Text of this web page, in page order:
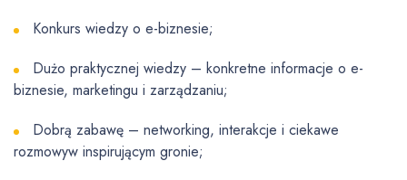
Konkurs wiedzy o e-biznesie;
Dużo praktycznej wiedzy – konkretne informacje o e-
biznesie, marketingu i zarządzaniu;
Dobrą zabawę – networking, interakcje i ciekawe
rozmowyw inspirującym gronie;